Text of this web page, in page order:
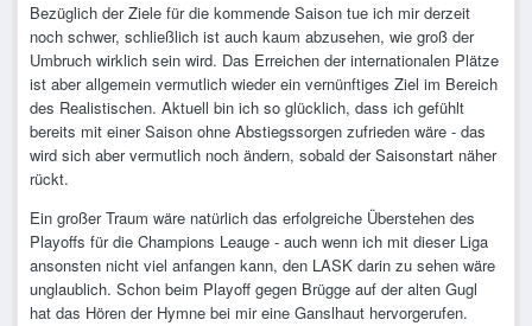
Bezüglich der Ziele für die kommende Saison tue ich mir derzeit
noch schwer, schließlich ist auch kaum abzusehen, wie groß der
Umbruch wirklich sein wird. Das Erreichen der internationalen Plätze
ist aber allgemein vermutlich wieder ein vernünftiges Ziel im Bereich
des Realistischen. Aktuell bin ich so glücklich, dass ich gefühlt
bereits mit einer Saison ohne Abstiegssorgen zufrieden wäre - das
wird sich aber vermutlich noch ändern, sobald der Saisonstart näher
rückt.
Ein großer Traum wäre natürlich das erfolgreiche Überstehen des
Playoffs für die Champions Leauge - auch wenn ich mit dieser Liga
ansonsten nicht viel anfangen kann, den LASK darin zu sehen wäre
unglaublich. Schon beim Playoff gegen Brügge auf der alten Gugl
hat das Hören der Hymne bei mir eine Ganslhaut hervorgerufen.